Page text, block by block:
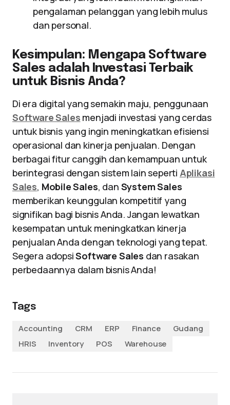
pengalaman pelanggan yang lebih mulus
dan personal.
Kesimpulan: Mengapa Software
Sales adalah Investasi Terbaik
untuk Bisnis Anda?
Di era digital yang semakin maju, penggunaan
Software Sales menjadi investasi yang cerdas
untuk bisnis yang ingin meningkatkan efisiensi
operasional dan kinerja penjualan. Dengan
berbagai fitur canggih dan kemampuan untuk
berintegrasi dengan sistem lain seperti Aplikasi
Sales, Mobile Sales, dan System Sales
memberikan keunggulan kompetitif yang
signifikan bagi bisnis Anda. Jangan lewatkan
kesempatan untuk meningkatkan kinerja
penjualan Anda dengan teknologi yang tepat.
Segera adopsiSoftware Sales dan rasakan
perbedaannya dalam bisnis Anda!
Tags
Accounting
CRM ERP Finance
Gudang
HRIS
Inventory POS Warehouse